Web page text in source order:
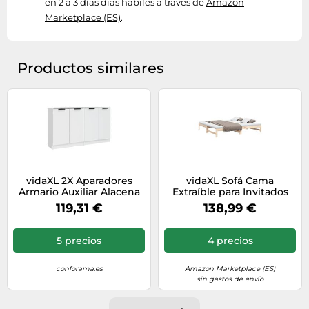
Marketplace (ES).
Productos similares
vidaXL 2X Aparadores
Armario Auxiliar Alacena
Mesa Consola Entrada
Pasillo Vestíbulo Recibidor
Contrachapada Blanco
60x30x70 cm
119,31 €
5 precios
conforama.es
vidaXL Sofá Cama
Extraíble para Invitados
Plegable Mobiliario
Mueble Multiusos Salón
Maciza de Pino 2X(80x200)
cm
138,99 €
4 precios
Amazon Marketplace (ES)
sin gastos de envío